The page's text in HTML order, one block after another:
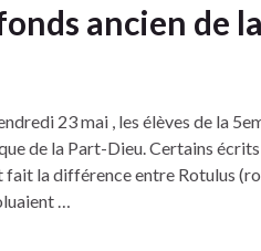
ancien de
23 mai , les élèves de la
de la Part-Dieu. Certains écrits
fait la différence entre Rotulus
…